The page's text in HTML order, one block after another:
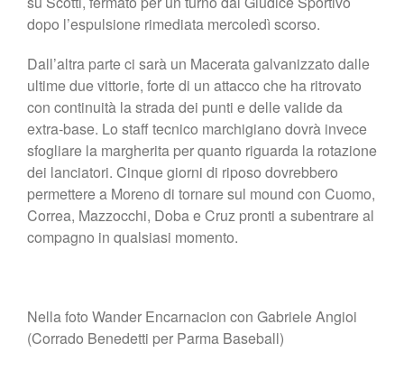
dopo l’espulsione rimediata mercoledì scorso.
Dall’altra parte ci sarà un Macerata galvanizzato dalle
ultime due vittorie, forte di un attacco che ha ritrovato
con continuità la strada dei punti e delle valide da
extra-base. Lo staff tecnico marchigiano dovrà invece
sfogliare la margherita per quanto riguarda la rotazione
dei lanciatori. Cinque giorni di riposo dovrebbero
permettere a Moreno di tornare sul mound con Cuomo,
Correa, Mazzocchi, Doba e Cruz pronti a subentrare al
compagno in qualsiasi momento.
Nella foto Wander Encarnacion con Gabriele Angioi
(Corrado Benedetti per Parma Baseball)